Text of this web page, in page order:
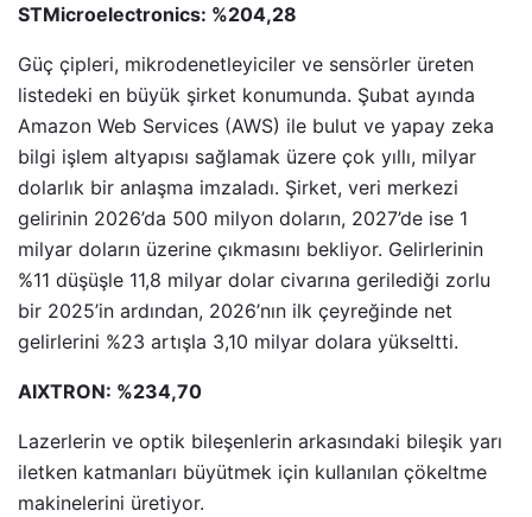
STMicroelectronics: %204,28
Güç çipleri, mikrodenetleyiciler ve sensörler üreten
listedeki en büyük şirket konumunda. Şubat ayında
Amazon Web Services (AWS) ile bulut ve yapay zeka
bilgi işlem altyapısı sağlamak üzere çok yıllı, milyar
dolarlık bir anlaşma imzaladı. Şirket, veri merkezi
gelirinin 2026’da 500 milyon doların, 2027’de ise 1
milyar doların üzerine çıkmasını bekliyor. Gelirlerinin
%11 düşüşle 11,8 milyar dolar civarına gerilediği zorlu
bir 2025’in ardından, 2026’nın ilk çeyreğinde net
gelirlerini %23 artışla 3,10 milyar dolara yükseltti.
AIXTRON: %234,70
Lazerlerin ve optik bileşenlerin arkasındaki bileşik yarı
iletken katmanları büyütmek için kullanılan çökeltme
makinelerini üretiyor.